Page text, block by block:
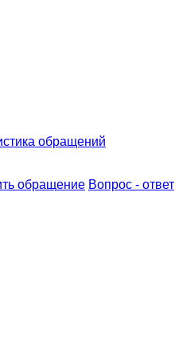
обращений
обращение Вопрос - ответ